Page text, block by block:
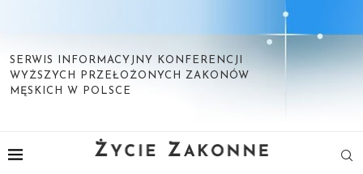
SERWIS INFORMACYJNY KONFERENCJI
WYŻSZYCH PRZEŁOŻONYCH ZAKONÓW
MĘSKICH W POLSCE